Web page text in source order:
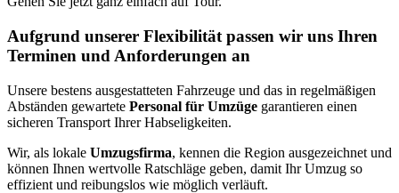
Aufgrund unserer Flexibilität passen wir uns Ihren
Terminen und Anforderungen an
Unsere bestens ausgestatteten Fahrzeuge und das in regelmäßigen
Abständen gewartete Personal für Umzüge garantieren einen
sicheren Transport Ihrer Habseligkeiten.
Wir, als lokale Umzugsfirma, kennen die Region ausgezeichnet und
können Ihnen wertvolle Ratschläge geben, damit Ihr Umzug so
effizient und reibungslos wie möglich verläuft.